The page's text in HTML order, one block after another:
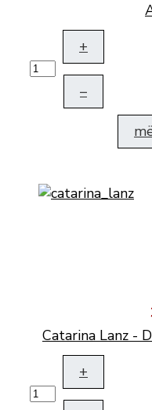
+
–
Catarina Lanz -
+